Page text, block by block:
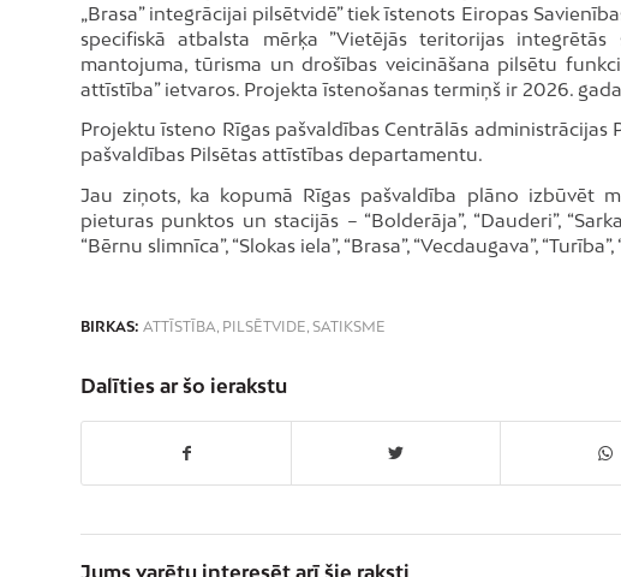
„Brasa” integrācijai pilsētvidē” tiek īstenots Eiropas
specifiskā atbalsta mērķa ”Vietējās teritorijas
mantojuma, tūrisma un drošības veicināšana pilsētu
attīstība” ietvaros. Projekta īstenošanas termiņš ir 2026.
Projektu īsteno Rīgas pašvaldības Centrālās
pašvaldības Pilsētas attīstības departamentu.
Jau ziņots, ka kopumā Rīgas pašvaldība plāno izbūvēt
pieturas punktos un stacijās – “Bolderāja”, “Dauderi”,
“Bērnu slimnīca”, “Slokas iela”, “Brasa”, “Vecdaugava”, “Turība”,
BIRKAS: ATTĪSTĪBA, PILSĒTVIDE, SATIKSME
Dalīties ar šo ierakstu
Jums varētu interesēt arī šie raksti